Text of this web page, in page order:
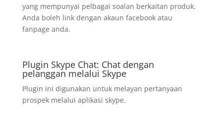
yang mempunyai pelbagai soalan berkaitan produk.
Anda boleh link dengan akaun facebook atau
fanpage anda.
Plugin Skype Chat: Chat dengan
pelanggan melalui Skype
Plugin ini digunakan untuk melayan pertanyaan
prospek melalui aplikasi skype.